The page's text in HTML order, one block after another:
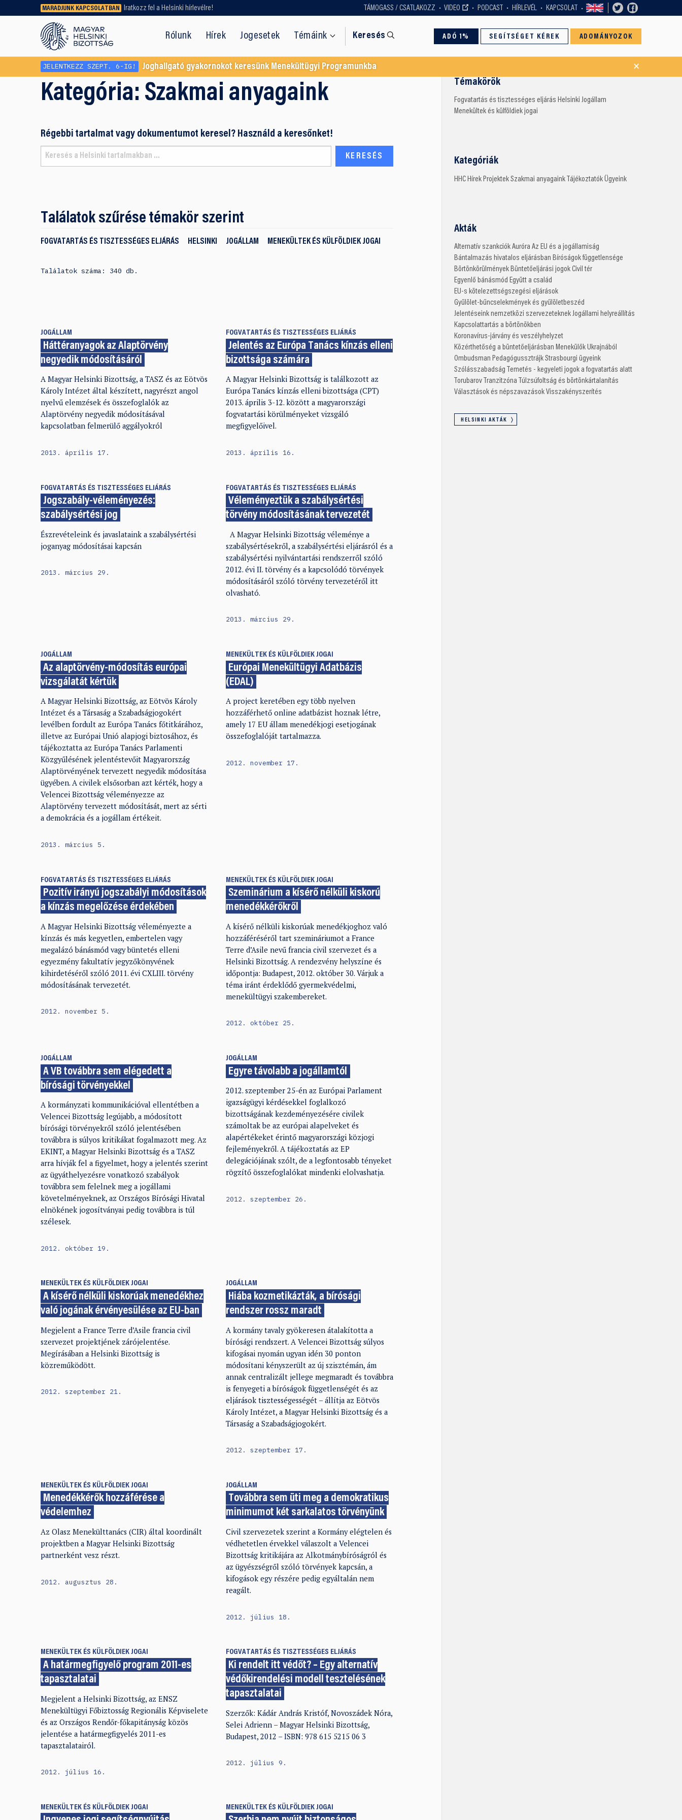
MARADJUNK KAPCSOLATBAN Iratkozz fel a Helsinki hírlevélre! TÁMOGASS / CSATLAKOZZ VIDEO PODCAST HÍRLEVÉL KAPCSOLAT
Rólunk Hírek Jogesetek Témáink Keresés ADÓ 1% SEGÍTSÉGET KÉREK ADOMÁNYOZOK
Régebbi tartalmat vagy
dokumentumot keresel? Használd a
keresőnket!
JELENTKEZZ SZEPT. 6-IG! Joghallgató gyakornokot keresünk Menekültügyi Programunkba ×
Kategória: Szakmai anyagaink
Régebbi tartalmat vagy dokumentumot keresel? Használd a keresőnket!
Találatok szűrése témakör szerint
FOGVATARTÁS ÉS TISZTESSÉGES ELJÁRÁS HELSINKI JOGÁLLAM MENEKÜLTEK ÉS KÜLFÖLDIEK JOGAI
Találatok száma: 340 db.
JOGÁLLAM
Háttéranyagok az Alaptörvény
negyedik módosításáról
A Magyar Helsinki Bizottság, a TASZ és az Eötvös
Károly Intézet által készített, nagyrészt angol
nyelvű elemzések és összefoglalók az
Alaptörvény negyedik módosításával
kapcsolatban felmerülő aggályokról
2013. április 17.
FOGVATARTÁS ÉS TISZTESSÉGES ELJÁRÁS
Jelentés az Európa Tanács kínzás elleni
bizottsága számára
A Magyar Helsinki Bizottság is találkozott az
Európa Tanács kínzás elleni bizottsága (CPT)
2013. április 3-12. között a magyarországi
fogvatartási körülményeket vizsgáló
megfigyelőivel.
2013. április 16.
FOGVATARTÁS ÉS TISZTESSÉGES ELJÁRÁS
Jogszabály-véleményezés:
szabálysértési jog
Észrevételeink és javaslataink a szabálysértési
joganyag módosításai kapcsán
2013. március 29.
FOGVATARTÁS ÉS TISZTESSÉGES ELJÁRÁS
Véleményeztük a szabálysértési
törvény módosításának tervezetét
A Magyar Helsinki Bizottság véleménye a
szabálysértésekről, a szabálysértési eljárásról és a
szabálysértési nyilvántartási rendszerről szóló
2012. évi II. törvény és a kapcsolódó törvények
módosításáról szóló törvény tervezetéről itt
olvasható.
2013. március 29.
JOGÁLLAM
Az alaptörvény-módosítás európai
vizsgálatát kértük
A Magyar Helsinki Bizottság, az Eötvös Károly
Intézet és a Társaság a Szabadságjogokért
levélben fordult az Európa Tanács főtitkárához,
illetve az Európai Unió alapjogi biztosához, és
tájékoztatta az Európa Tanács Parlamenti
Közgyűlésének jelentéstevőit Magyarország
Alaptörvényének tervezett negyedik módosítása
ügyében. A civilek elsősorban azt kérték, hogy a
Velencei Bizottság véleményezze az
Alaptörvény tervezett módosítását, mert az sérti
a demokrácia és a jogállam értékeit.
2013. március 5.
MENEKÜLTEK ÉS KÜLFÖLDIEK JOGAI
Európai Menekültügyi Adatbázis
(EDAL)
A project keretében egy több nyelven
hozzáférhető online adatbázist hoznak létre,
amely 17 EU állam menedékjogi esetjogának
összefoglalóját tartalmazza.
2012. november 17.
FOGVATARTÁS ÉS TISZTESSÉGES ELJÁRÁS
Pozitív irányú jogszabályi módosítások
a kínzás megelőzése érdekében
A Magyar Helsinki Bizottság véleményezte a
kínzás és más kegyetlen, embertelen vagy
megalázó bánásmód vagy büntetés elleni
egyezmény fakultatív jegyzőkönyvének
kihirdetéséről szóló 2011. évi CXLIII. törvény
módosításának tervezetét.
2012. november 5.
MENEKÜLTEK ÉS KÜLFÖLDIEK JOGAI
Szeminárium a kísérő nélküli kiskorú
menedékkérőkről
A kísérő nélküli kiskorúak menedékjoghoz való
hozzáféréséről tart szemináriumot a France
Terre d’Asile nevű francia civil szervezet és a
Helsinki Bizottság. A rendezvény helyszíne és
időpontja: Budapest, 2012. október 30. Várjuk a
téma iránt érdeklődő gyermekvédelmi,
menekültügyi szakembereket.
2012. október 25.
JOGÁLLAM
A VB továbbra sem elégedett a
bírósági törvényekkel
A kormányzati kommunikációval ellentétben a
Velencei Bizottság legújabb, a módosított
bírósági törvényekről szóló jelentésében
továbbra is súlyos kritikákat fogalmazott meg. Az
EKINT, a Magyar Helsinki Bizottság és a TASZ
arra hívják fel a figyelmet, hogy a jelentés szerint
az ügyáthelyezésre vonatkozó szabályok
továbbra sem felelnek meg a jogállami
követelményeknek, az Országos Bírósági Hivatal
elnökének jogosítványai pedig továbbra is túl
szélesek.
2012. október 19.
JOGÁLLAM
Egyre távolabb a jogállamtól
2012. szeptember 25-én az Európai Parlament
igazságügyi kérdésekkel foglalkozó
bizottságának kezdeményezésére civilek
számoltak be az európai alapelveket és
alapértékeket érintő magyarországi közjogi
fejleményekről. A tájékoztatás az EP
delegációjának szólt, de a legfontosabb tényeket
rögzítő összefoglalókat mindenki elolvashatja.
2012. szeptember 26.
MENEKÜLTEK ÉS KÜLFÖLDIEK JOGAI
A kísérő nélküli kiskorúak menedékhez
való jogának érvényesülése az EU-ban
Megjelent a France Terre d’Asile francia civil
szervezet projektjének zárójelentése.
Megírásában a Helsinki Bizottság is
közreműködött.
2012. szeptember 21.
JOGÁLLAM
Hiába kozmetikázták, a bírósági
rendszer rossz maradt
A kormány tavaly gyökeresen átalakította a
bírósági rendszert. A Velencei Bizottság súlyos
kifogásai nyomán ugyan idén 30 ponton
módosítani kényszerült az új szisztémán, ám
annak centralizált jellege megmaradt és továbbra
is fenyegeti a bíróságok függetlenségét és az
eljárások tisztességességét – állítja az Eötvös
Károly Intézet, a Magyar Helsinki Bizottság és a
Társaság a Szabadságjogokért.
2012. szeptember 17.
MENEKÜLTEK ÉS KÜLFÖLDIEK JOGAI
Menedékkérők hozzáférése a
védelemhez
Az Olasz Menekülttanács (CIR) által koordinált
projektben a Magyar Helsinki Bizottság
partnerként vesz részt.
2012. augusztus 28.
JOGÁLLAM
Továbbra sem üti meg a demokratikus
minimumot két sarkalatos törvényünk
Civil szervezetek szerint a Kormány elégtelen és
védhetetlen érvekkel válaszolt a Velencei
Bizottság kritikájára az Alkotmánybíróságról és
az ügyészségről szóló törvények kapcsán, a
kifogások egy részére pedig egyáltalán nem
reagált.
2012. július 18.
MENEKÜLTEK ÉS KÜLFÖLDIEK JOGAI
A határmegfigyelő program 2011-es
tapasztalatai
Megjelent a Helsinki Bizottság, az ENSZ
Menekültügyi Főbiztosság Regionális Képviselete
és az Országos Rendőr-főkapitányság közös
jelentése a határmegfigyelés 2011-es
tapasztalatairól.
2012. július 16.
FOGVATARTÁS ÉS TISZTESSÉGES ELJÁRÁS
Ki rendelt itt védőt? – Egy alternatív
védőkirendelési modell tesztelésének
tapasztalatai
Szerzők: Kádár András Kristóf, Novoszádek Nóra,
Selei Adrienn – Magyar Helsinki Bizottság,
Budapest, 2012 – ISBN: 978 615 5215 06 3
2012. július 9.
MENEKÜLTEK ÉS KÜLFÖLDIEK JOGAI MENEKÜLTEK ÉS KÜLFÖLDIEK JOGAI
Témakörök
Fogvatartás és tisztességes eljárás Helsinki Jogállam
Menekültek és külföldiek jogai
Kategóriák
HHCHírekProjektekSzakmai anyagaink TájékoztatókÜgyeink
Akták
Alternatív szankciókAuróra Az EU és a jogállamiság
Bántalmazás hivatalos eljárásban Bíróságok függetlensége
Börtönkörülmények Büntetőeljárási jogokCivil tér
Egyenlő bánásmód Együtt a család
EU-s kötelezettségszegési eljárások
Gyűlölet-bűncselekmények és gyűlöletbeszéd
Jelentéseink nemzetközi szervezeteknekJogállami helyreállítás
Kapcsolattartás a börtönökben
Koronavírus-járvány és veszélyhelyzet
Közérthetőség a büntetőeljárásban Menekülők Ukrajnából
Ombudsman PedagógussztrájkStrasbourgi ügyeink
Szólásszabadság Temetés - kegyeleti jogok a fogvatartás alatt
TorubarovTranzitzóna Túlzsúfoltság és börtönkártalanítás
Választások és népszavazásokVisszakényszerítés
HELSINKI AKTÁK